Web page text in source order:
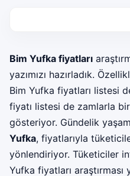
Bim Yufka fiyatları
yazımızı hazırladık.
Bim Yufka fiyatları listesi
fiyatı listesi de zamlarla
gösteriyor. Gündelik
Yufka, fiyatlarıyla
yönlendiriyor. Tüketiciler
Yufka fiyatları